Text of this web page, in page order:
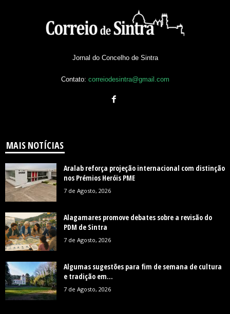
Jornal do Concelho de Sintra
Contato: correiodesintra@gmail.com
MAIS NOTÍCIAS
Aralab reforça projeção internacional com distinção
nos Prémios Heróis PME
7 de Agosto, 2026
Alagamares promove debates sobre a revisão do
PDM de Sintra
7 de Agosto, 2026
Algumas sugestões para fim de semana de cultura
e tradição em...
7 de Agosto, 2026